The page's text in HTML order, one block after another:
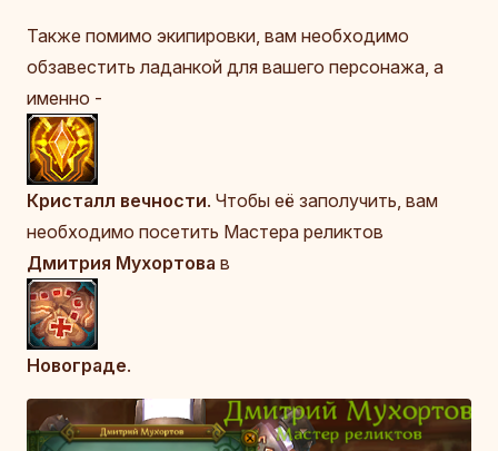
Также помимо экипировки, вам необходимо
обзавестить ладанкой для вашего персонажа, а
именно -
Кристалл вечности. Чтобы её заполучить, вам
необходимо посетить Мастера реликтов
Дмитрия Мухортова в
Новограде.